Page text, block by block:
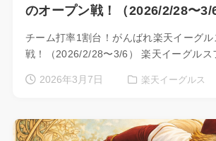
のオープン戦！（2026/2/28〜3/6
チーム打率1割台！がんばれ楽天イーグ
戦！（2026/2/28〜3/6） 楽天イーグルス
2026年3月7日 楽天イーグルス